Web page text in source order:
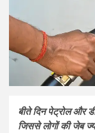
बीते दिन पेट्रोल और
जिससे लोगों की जेब